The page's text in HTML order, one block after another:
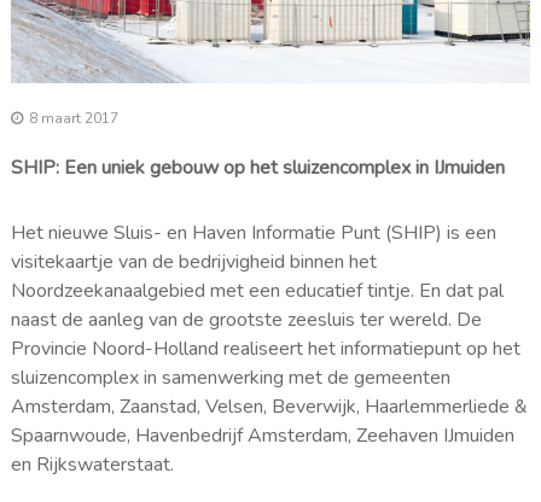
8 maart 2017
SHIP: Een uniek gebouw op het sluizencomplex in IJmuiden
Het nieuwe Sluis- en Haven Informatie Punt (SHIP) is een
visitekaartje van de bedrijvigheid binnen het
Noordzeekanaalgebied met een educatief tintje. En dat pal
naast de aanleg van de grootste zeesluis ter wereld. De
Provincie Noord-Holland realiseert het informatiepunt op het
sluizencomplex in samenwerking met de gemeenten
Amsterdam, Zaanstad, Velsen, Beverwijk, Haarlemmerliede &
Spaarnwoude, Havenbedrijf Amsterdam, Zeehaven IJmuiden
en Rijkswaterstaat.